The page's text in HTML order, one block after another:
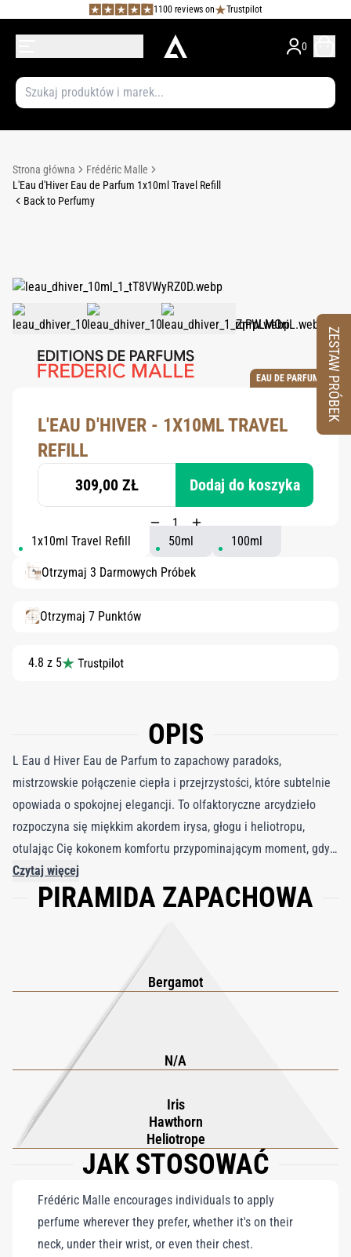
1100 reviews on Trustpilot
0
Strona główna
Frédéric Malle
L'Eau d'Hiver Eau de Parfum 1x10ml Travel Refill
Back to Perfumy
EAU DE PARFUM
L'EAU D'HIVER - 1X10ML TRAVEL
REFILL
309,00 ZŁ Dodaj do koszyka
1x10ml Travel Refill 50ml 100ml
Otrzymaj 3 Darmowych Próbek
Otrzymaj 7 Punktów
4.8 z 5
OPIS
L Eau d Hiver Eau de Parfum to zapachowy paradoks,
mistrzowskie połączenie ciepła i przejrzystości, które subtelnie
opowiada o spokojnej elegancji. To olfaktoryczne arcydzieło
rozpoczyna się miękkim akordem irysa, głogu i heliotropu,
otulając Cię kokonem komfortu przypominającym moment, gdy
w chłodny zimowy dzień owijasz się kaszmirowym kocem.
Jednak pod tą kojącą warstwą ciepła kryje się krystaliczne
kontrastów tworzy eau chaude, czyli ciepłą wodę, w której
granice między przeciwstawnymi elementami zacierają się w
harmonijnym pięknie. L Eau d Hiver to coś więcej niż zapach, to
intymne doświadczenie, spokojna chwila refleksji uchwycona w
woni. Zaprasza, by zanurzyć się w jego cichej dwoistości, gdzie
ciepło i światło współistnieją, przywołując poczucie
ponadczasowego komfortu i dyskretnej wyrafinowanej elegancji.
Czytaj więcej
PIRAMIDA ZAPACHOWA
Bergamot
N/A
Iris
Hawthorn
Heliotrope
JAK STOSOWAĆ
Frédéric Malle encourages individuals to apply
perfume wherever they prefer, whether it's on their
neck, under their wrist, or even their chest.
ZESTAW PRÓBEK